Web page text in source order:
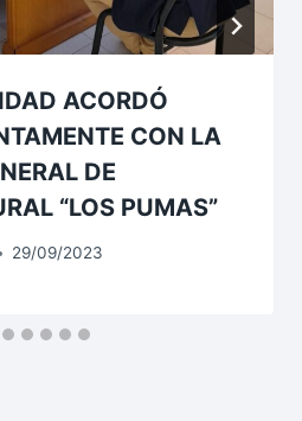
ACORDÓ
CON LA
DE
“LOS PUMAS”
29/09/2023